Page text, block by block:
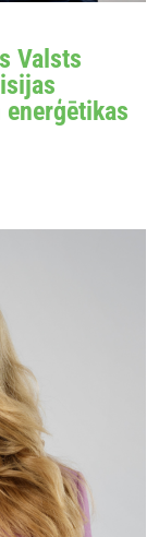
Valsts